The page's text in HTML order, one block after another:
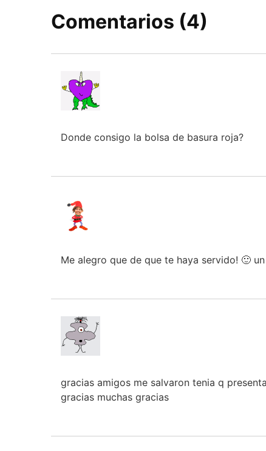
Comentarios (4)
Donde consigo la bolsa de basura roja?
Me alegro que de que te haya servido! 🙂
gracias amigos me salvaron tenia q
gracias muchas gracias